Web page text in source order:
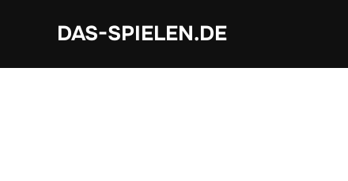
DAS-SPIELEN.DE